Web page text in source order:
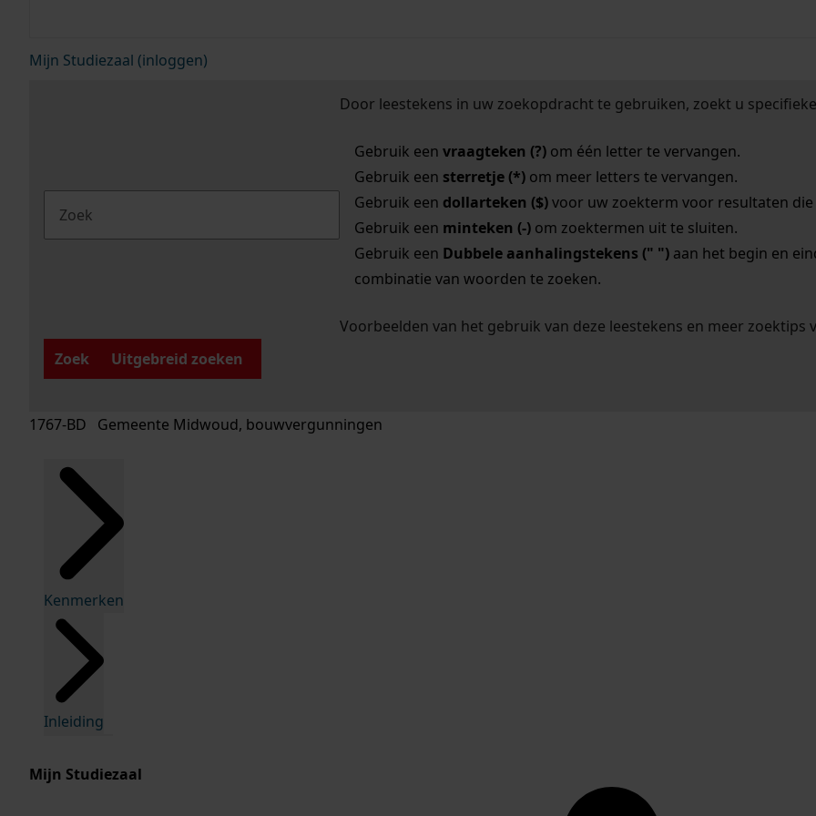
Mijn Studiezaal (inloggen)
Door leestekens in uw zoekopdracht te gebruiken, zoekt u
Gebruik een vraagteken (?)om één letter te vervangen.
Gebruik een sterretje (*)om meer letters te vervangen.
Gebruik een dollarteken ($)voor uw zoekterm voor resultaten die
Gebruik een minteken (-)om zoektermen uit te sluiten.
Gebruik een Dubbele aanhalingstekens (" ")aan het begin en
combinatie van woorden te zoeken.
Voorbeelden van het gebruik van deze leestekens en meer zoektips
Zoek
Uitgebreid zoeken
1767-BD Gemeente Midwoud, bouwvergunningen
Kenmerken
Inleiding
Mijn Studiezaal